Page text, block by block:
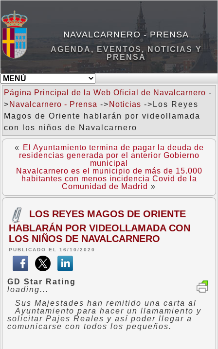
NAVALCARNERO - PRENSA
AGENDA, EVENTOS, NOTICIAS Y
PRENSA
Página Principal de la Web Oficial de Navalcarnero -
> Navalcarnero - Prensa -> Noticias ->Los Reyes
Magos de Oriente hablarán por videollamada
con los niños de Navalcarnero
«
El Ayuntamiento termina de pagar la deuda de
residencias generada por el anterior Gobierno
municipal
Navalcarnero es el municipio de más de 15.000
habitantes con menos incidencia Covid de la
Comunidad de Madrid »
LOS REYES MAGOS DE ORIENTE
HABLARÁN POR VIDEOLLAMADA CON
LOS NIÑOS DE NAVALCARNERO
PUBLICADO EL 16/10/2020
GD Star Rating
loading...
Sus Majestades han remitido una carta al
Ayuntamiento para hacer un llamamiento y
solicitar Pajes Reales y así poder llegar a
comunicarse con todos los pequeños.